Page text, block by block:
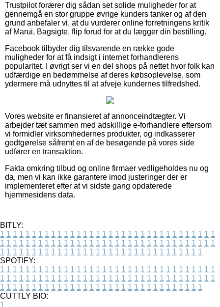
Trustpilot forærer dig sådan set solide muligheder for at
gennemgå en stor gruppe øvrige kunders tanker og af den
grund anbefaler vi, at du vurderer online forretningens kritik
af Marui, Bagsigte, flip forud for at du lægger din bestilling.
Facebook tilbyder dig tilsvarende en række gode
muligheder for at få indsigt i internet forhandlerens
popularitet. I øvrigt ser vi en del shops på nettet hvor folk kan
udfærdige en bedømmelse af deres købsoplevelse, som
ydermere må udnyttes til at afveje kundernes tilfredshed.
Vores website er finansieret af annonceindtægter. Vi
arbejder tæt sammen med adskillige e-forhandlere eftersom
vi formidler virksomhedernes produkter, og indkasserer
godtgørelse såfremt en af de besøgende på vores side
udfører en transaktion.
Fakta omkring tilbud og online firmaer vedligeholdes nu og
da, men vi kan ikke garantere imod justeringer der er
implementeret efter at vi sidste gang opdaterede
hjemmesidens data.
BITLY:
1 1 1 1 1 1 1 1 1 1 1 1 1 1 1 1 1 1 1 1 1 1 1 1 1 1 1 1 1 1 1 1 1 1
1 1 1 1 1 1 1 1 1 1 1 1 1 1 1 1 1 1 1 1 1 1 1 1 1 1 1 1 1 1 1 1 1 1
1 1 1 1 1 1 1 1 1 1 1 1 1 1 1 1 1 1 1 1 1 1 1 1 1 1 1 1 1 1 1 1
SPOTIFY:
1 1 1 1 1 1 1 1 1 1 1 1 1 1 1 1 1 1 1 1 1 1 1 1 1 1 1 1 1 1 1 1 1 1
1 1 1 1 1 1 1 1 1 1 1 1 1 1 1 1 1 1 1 1 1 1 1 1 1 1 1 1 1 1 1 1 1 1
1 1 1 1 1 1 1 1 1 1 1 1 1 1 1 1 1 1 1 1 1 1 1 1 1 1 1 1 1 1 1 1
CUTTLY BIO:
1